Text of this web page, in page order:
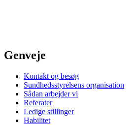
Genveje
Kontakt og besøg
Sundhedsstyrelsens organisation
Sådan arbejder vi
Referater
Ledige stillinger
Habilitet